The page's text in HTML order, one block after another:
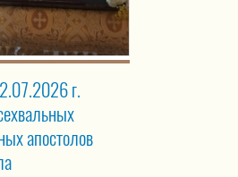
г.
апостолов